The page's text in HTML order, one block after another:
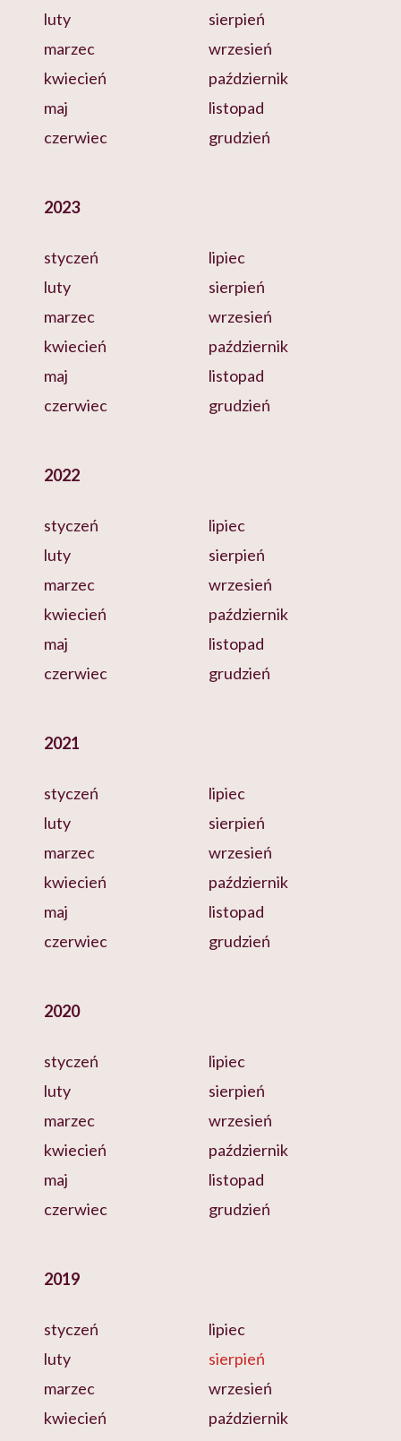
luty
marzec
kwiecień
maj
czerwiec
sierpień
wrzesień
październik
listopad
grudzień
2023
styczeń
luty
marzec
kwiecień
maj
czerwiec
lipiec
sierpień
wrzesień
październik
listopad
grudzień
2022
styczeń
luty
marzec
kwiecień
maj
czerwiec
lipiec
sierpień
wrzesień
październik
listopad
grudzień
2021
styczeń
luty
marzec
kwiecień
maj
czerwiec
lipiec
sierpień
wrzesień
październik
listopad
grudzień
2020
styczeń
luty
marzec
kwiecień
maj
czerwiec
lipiec
sierpień
wrzesień
październik
listopad
grudzień
2019
styczeń
luty
marzec
kwiecień
lipiec
sierpień
wrzesień
październik